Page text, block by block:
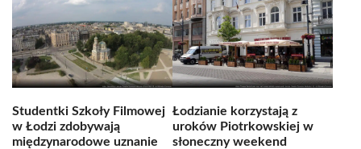
Studentki Szkoły Filmowej
w Łodzi zdobywają
międzynarodowe uznanie
Łodzianie korzystają z
uroków Piotrkowskiej w
słoneczny weekend